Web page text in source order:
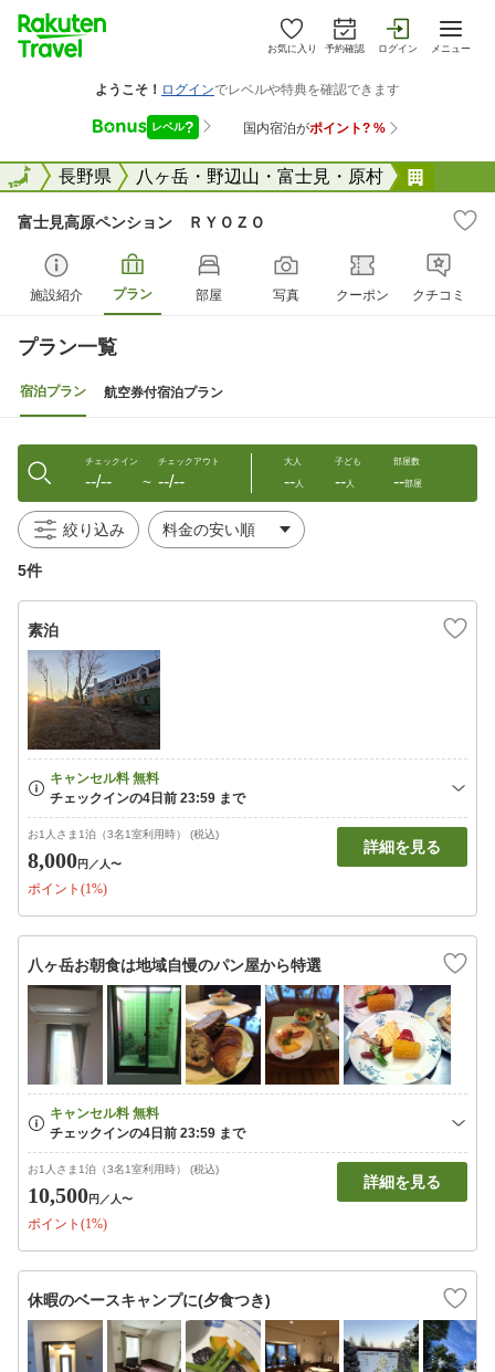
お気に入り 予約確認 ログイン メニュー
全国長野県 八ヶ岳・野辺山・富士見・原村
全国
富士見高原ペンション ＲＹＯＺＯ
施設紹介 プラン 部屋 写真 クーポン クチコミ
プラン一覧
宿泊プラン 航空券付宿泊プラン
チェックイン
--/-- 〜
チェックアウト
--/--
大人
--人
子ども
--人
部屋数
--部屋
絞り込み
5件
素泊
お1人さま1泊（3名1室利用時） (税込)
8,000円 ／人〜
ポイント(1%)
詳細を見る
八ヶ岳お朝食は地域自慢のパン屋から特選
お1人さま1泊（3名1室利用時） (税込)
10,500円 ／人〜
ポイント(1%)
詳細を見る
休暇のベースキャンプに(夕食つき)